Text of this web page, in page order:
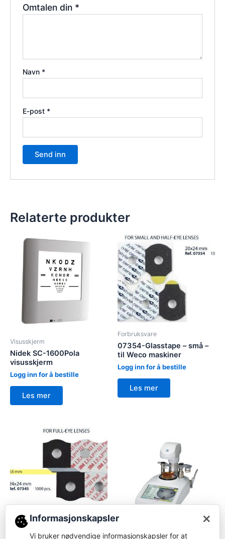
Omtalen din *
Navn *
E-post *
Relaterte produkter
Visusskjerm
Nidek SC-1600Pola
visusskjerm
Logg inn for å bestille
Les mer
Forbruksvare
07354-Glasstape – små –
til Weco maskiner
Logg inn for å bestille
Les mer
Forbruksvare
07345-Glasstape – stor –
til Weco maskiner
Blocker
×
Informasjonskapsler
Vi bruker nødvendige informasjonskapsler for at